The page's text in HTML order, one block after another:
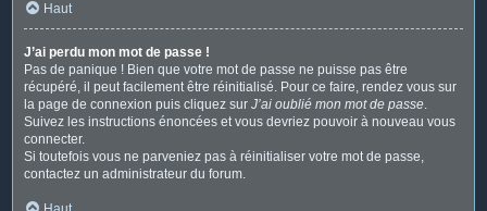
Haut
J’ai perdu mon mot de passe !
Pas de panique ! Bien que votre mot de passe ne puisse pas être
récupéré, il peut facilement être réinitialisé. Pour ce faire, rendez vous sur
la page de connexion puis cliquez sur J’ai oublié mon mot de passe.
Suivez les instructions énoncées et vous devriez pouvoir à nouveau vous
connecter.
Si toutefois vous ne parveniez pas à réinitialiser votre mot de passe,
contactez un administrateur du forum.